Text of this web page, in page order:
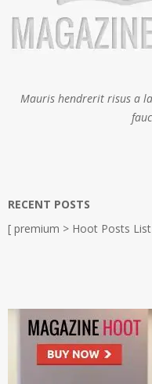
Mauris hendrerit risus a
RECENT POSTS
[ premium > Hoot Posts